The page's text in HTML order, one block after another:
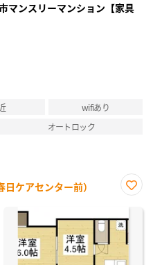
マンスリーマンション【家具
wifiあり
オートロック
ケアセンター前）
に入
り登
録